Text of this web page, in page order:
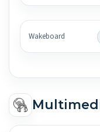
Wakeboard